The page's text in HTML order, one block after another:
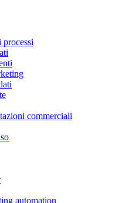
commerciali
automation